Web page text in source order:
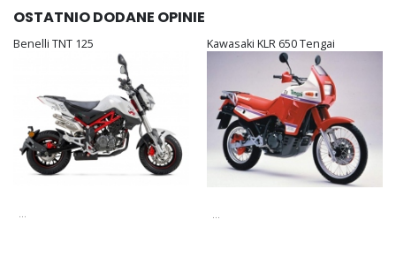
OSTATNIO DODANE OPINIE
Benelli TNT 125
...
Kawasaki KLR 650 Tengai
...